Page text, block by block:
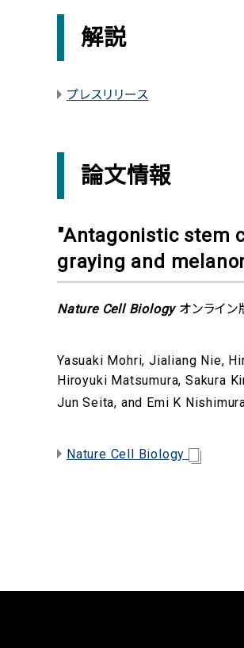
解説
プレスリリース
論文情報
"Antagonistic stem
graying and
Nature Cell Biologyオンライ
Yasuaki Mohri, Jialiang Nie,
Hiroyuki Matsumura, Sakura
Jun Seita, and Emi K
Nature Cell Biology